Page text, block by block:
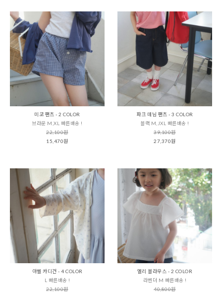
미코 팬츠 - 2 COLOR
브라운 M,XL 빠른배송 !
22,100원
15,470원
파크 데님 팬츠 - 3 COLOR
블랙 M,JXL 빠른배송 !
39,100원
27,370원
아벨 카디건 - 4 COLOR
L 빠른배송 !
22,100원
엘리 블라우스 - 2 COLOR
라벤더 M 빠른배송 !
40,800원